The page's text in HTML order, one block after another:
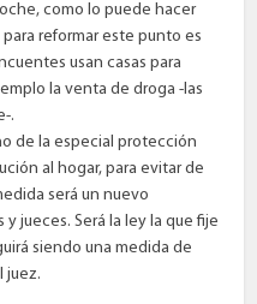
como lo puede hacer
reformar este punto es
usan casas para
la venta de droga -las
.
de la especial protección
al hogar, para evitar de
será un nuevo
jueces. Será la ley la que fije
siendo una medida de
juez.